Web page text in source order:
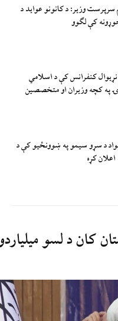
سرپرست وزیر: د کانونو عواید د
کې لګوو
کنفرانس کې د اسلامي
په کچه وزيران او متخصصين
د سړو سيمو په ښوونځيو کې د
کړه
کان د لسو